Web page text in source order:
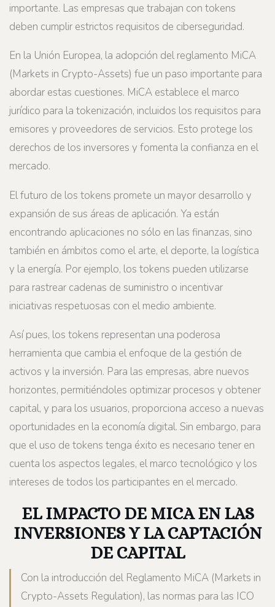
importante. Las empresas que trabajan con tokens
deben cumplir estrictos requisitos de ciberseguridad.
En la Unión Europea, la adopción del reglamento MiCA
(Markets in Crypto-Assets) fue un paso importante para
abordar estas cuestiones. MiCA establece el marco
jurídico para la tokenización, incluidos los requisitos para
emisores y proveedores de servicios. Esto protege los
derechos de los inversores y fomenta la confianza en el
mercado.
El futuro de los tokens promete un mayor desarrollo y
expansión de sus áreas de aplicación. Ya están
encontrando aplicaciones no sólo en las finanzas, sino
también en ámbitos como el arte, el deporte, la logística
y la energía. Por ejemplo, los tokens pueden utilizarse
para rastrear cadenas de suministro o incentivar
iniciativas respetuosas con el medio ambiente.
Así pues, los tokens representan una poderosa
herramienta que cambia el enfoque de la gestión de
activos y la inversión. Para las empresas, abre nuevos
horizontes, permitiéndoles optimizar procesos y obtener
capital, y para los usuarios, proporciona acceso a nuevas
oportunidades en la economía digital. Sin embargo, para
que el uso de tokens tenga éxito es necesario tener en
cuenta los aspectos legales, el marco tecnológico y los
intereses de todos los participantes en el mercado.
EL IMPACTO DE MICA EN LAS
INVERSIONES Y LA CAPTACIÓN
DE CAPITAL
Con la introducción del Reglamento MiCA (Markets in
Crypto-Assets Regulation), las normas para las ICO